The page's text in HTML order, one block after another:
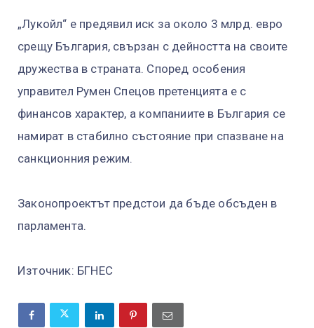
„Лукойл“ е предявил иск за около 3 млрд. евро
срещу България, свързан с дейността на своите
дружества в страната. Според особения
управител Румен Спецов претенцията е с
финансов характер, а компаниите в България се
намират в стабилно състояние при спазване на
санкционния режим.
Законопроектът предстои да бъде обсъден в
парламента.
Източник: БГНЕС